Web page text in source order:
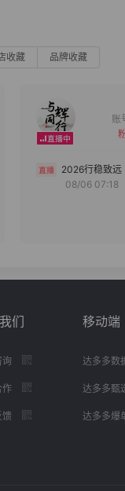
收藏 品牌收藏
2026行稳致远
08/06 07:18
们
询
作
馈
移动端
达多多数
达多多甄
达多多爆